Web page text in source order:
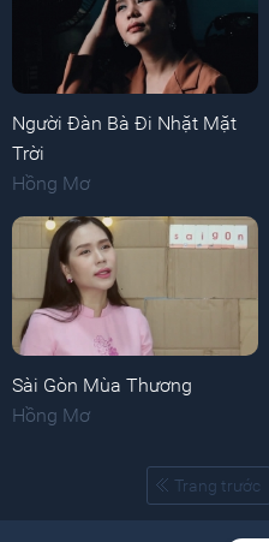
Người Đàn Bà Đi Nhặt Mặt
Trời
Hồng Mơ
Sài Gòn Mùa Thương
Hồng Mơ
Trang trước